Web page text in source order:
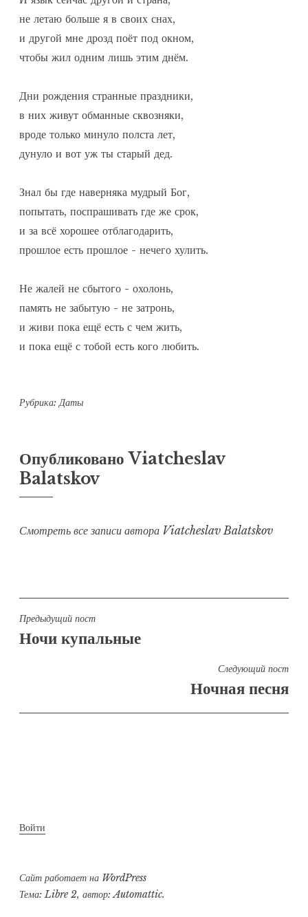
не летаю больше я в своих снах,
и другой мне дрозд поёт под окном,
чтобы жил одним лишь этим днём.
Дни рождения странные праздники,
в них живут обманные сквозняки,
вроде только минуло полста лет,
дунуло и вот уж ты старый дед.
Знал бы где наверняка мудрый Бог,
попытать, поспрашивать где же срок,
и за всё хорошее отблагодарить,
прошлое есть прошлое - нечего хулить.
Не жалей не сбытого - охолонь,
память не забытую - не затронь,
и живи пока ещё есть с чем жить,
и пока ещё с тобой есть кого любить.
Рубрика:Даты
ОпубликованоViatcheslav
Balatskov
Смотреть все записи автора Viatcheslav Balatskov
Навигация
по
Предыдущий пост
Ночи купальные
Следующий пост
Ночная песня
Войти
Сайт работает на WordPress
Тема: Libre 2, автор:Automattic.